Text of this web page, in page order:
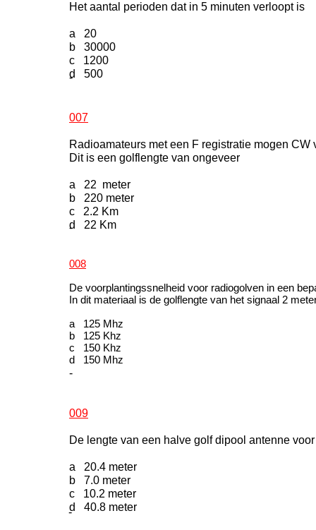
Het aantal perioden dat in 5 minuten verloopt is
a 20
b 30000
c 1200
d 500
-
009
De lengte van een halve golf dipool antenne
a 20.4 meter
b 7.0 meter
c 10.2 meter
d 40.8 meter
-
007
Radioamateurs met een F registratie mogen
Dit is een golflengte van ongeveer
a 22 meter
b 220 meter
c 2.2 Km
d 22 Km
-
008
De voorplantingssnelheid voor radiogolven in een
In dit materiaal is de golflengte van het signaal 2
a 125 Mhz
b 125 Khz
c 150 Khz
d 150 Mhz
-